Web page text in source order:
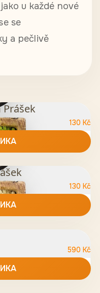
u každé nové
se
a pečlivě
Prášek
130 Kč
130 Kč
590 Kč